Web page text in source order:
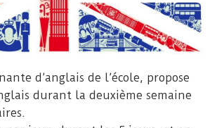
d’anglais de l’école, propose
durant la deuxième semaine